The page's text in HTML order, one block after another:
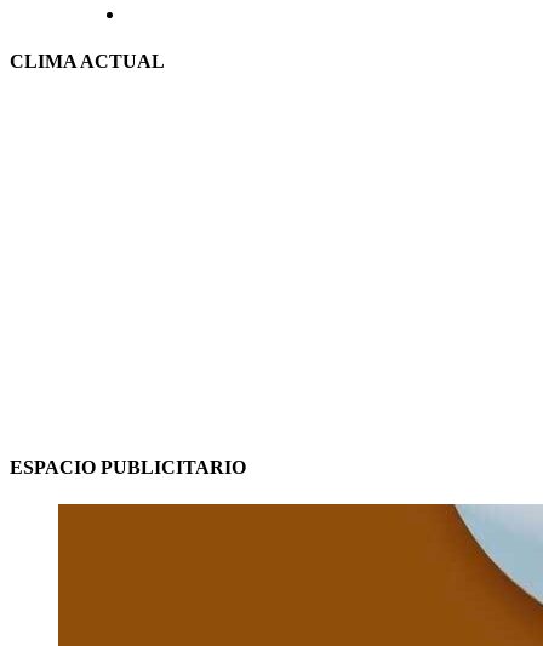
CLIMA ACTUAL
ESPACIO PUBLICITARIO